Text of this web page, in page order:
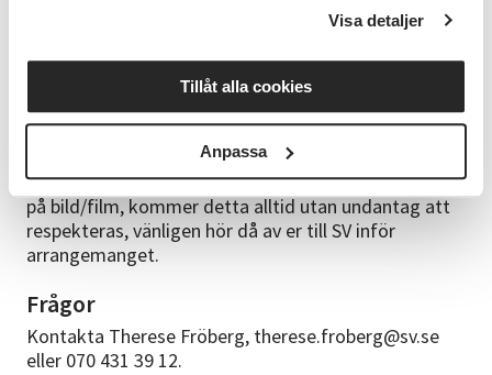
Visa detaljer
Tillåt alla cookies
Anpassa
Härmed informerar vi dig som vårdnadshavare om
att vi ibland fotar/filmar vår verksamhet för att
informera om och visa upp för andra. Bilder/filmer
kan komma att publiceras på SV:s hemsida,
Facebook, Instagram, i verksamhetsberättelse eller
skickas till tidningen. Om ert barn inte får vara med
på bild/film, kommer detta alltid utan undantag att
respekteras, vänligen hör då av er till SV inför
arrangemanget.
Frågor
Kontakta Therese Fröberg, therese.froberg@sv.se
eller 070 431 39 12.